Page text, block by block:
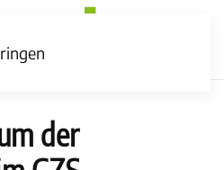
der